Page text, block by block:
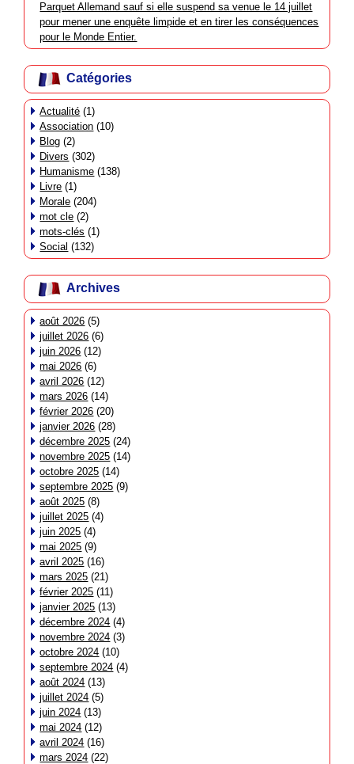
Parquet Allemand sauf si elle suspend sa venue le 14 juillet
pour mener une enquête limpide et en tirer les conséquences
pour le Monde Entier.
Catégories
Actualité (1)
Association (10)
Blog (2)
Divers (302)
Humanisme (138)
Livre (1)
Morale (204)
mot cle (2)
mots-clés (1)
Social (132)
Archives
août 2026 (5)
juillet 2026 (6)
juin 2026 (12)
mai 2026 (6)
avril 2026 (12)
mars 2026 (14)
février 2026 (20)
janvier 2026 (28)
décembre 2025 (24)
novembre 2025 (14)
octobre 2025 (14)
septembre 2025 (9)
août 2025 (8)
juillet 2025 (4)
juin 2025 (4)
mai 2025 (9)
avril 2025 (16)
mars 2025 (21)
février 2025 (11)
janvier 2025 (13)
décembre 2024 (4)
novembre 2024 (3)
octobre 2024 (10)
septembre 2024 (4)
août 2024 (13)
juillet 2024 (5)
juin 2024 (13)
mai 2024 (12)
avril 2024 (16)
mars 2024 (22)